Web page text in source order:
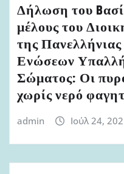
Δήλωση του
μέλους του
της
Ενώσεων
Σώματος: Οι
χωρίς νερό
admin Ιούλ 24,